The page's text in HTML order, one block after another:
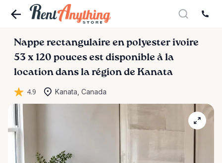
Nappe rectangulaire en polyester ivoire
53 x 120 pouces est disponible à la
location dans la région de Kanata
4.9 Kanata, Canada